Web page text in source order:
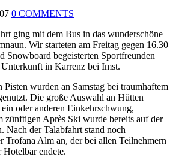
0 COMMENTS
ging mit dem Bus in das wunderschöne
Wir starteten am Freitag gegen 16.30
Snowboard begeisterten Sportfreunden
Unterkunft in Karrenz bei Imst.
Pisten wurden an Samstag bei traumhaftem
Die große Auswahl an Hütten
oder anderen Einkehrschwung,
zünftigen Après Ski wurde bereits auf der
Nach der Talabfahrt stand noch
Trofana Alm an, der bei allen Teilnehmern
Hotelbar endete.